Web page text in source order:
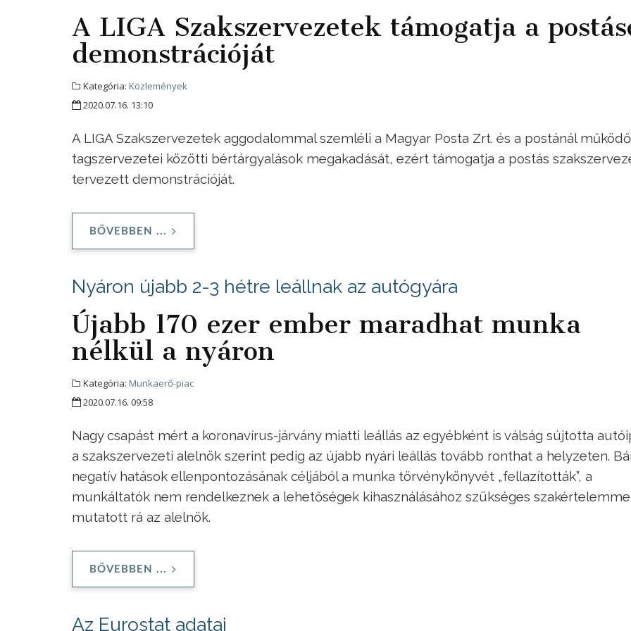
A LIGA Szakszervezetek támogatja a
demonstrációját
Kategória: Közlemények
2020.07.16. 13:10
A LIGA Szakszervezetek aggodalommal szemléli a Magyar Posta Zrt. és a postánál működő
tagszervezetei közötti bértárgyalások megakadását, ezért támogatja a postás
tervezett demonstrációját.
BŐVEBBEN ...
Nyáron újabb 2-3 hétre leállnak az autógyára
Újabb 170 ezer ember maradhat munka
nélkül a nyáron
Kategória: Munkaerő-piac
2020.07.16. 09:58
Nagy csapást mért a koronavírus-járvány miatti leállás az egyébként is válság sújtotta
a szakszervezeti alelnök szerint pedig az újabb nyári leállás tovább ronthat a helyzeten.
negatív hatások ellenpontozásának céljából a munka törvénykönyvét „fellazították”, a
munkáltatók nem rendelkeznek a lehetőségek kihasználásához szükséges
mutatott rá az alelnök.
BŐVEBBEN ...
Az Eurostat adatai